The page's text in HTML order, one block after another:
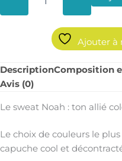
Ajouter à
DescriptionComposition
Avis (0)
Le sweat Noah : ton allié
Le choix de couleurs le
capuche cool et